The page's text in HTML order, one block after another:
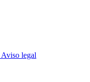
Aviso legal